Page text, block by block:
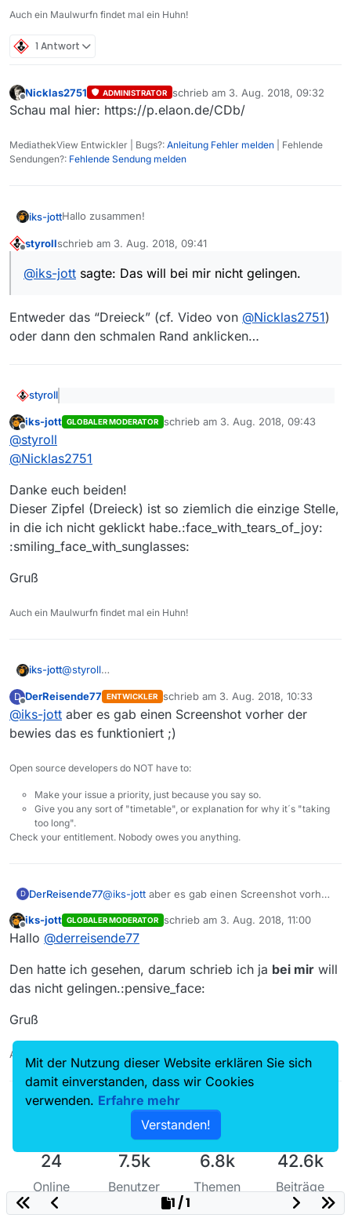
Auch ein Maulwurfn findet mal ein Huhn!
1 Antwort
Offline
Nicklas2751 ADMINISTRATOR schrieb am 3. Aug. 2018, 09:32
zuletzt editiert von
Schau mal hier: https://p.elaon.de/CDb/
MediathekView Entwickler | Bugs?: Anleitung Fehler melden | Fehlende
Sendungen?: Fehlende Sendung melden
iks-jottHallo zusammen!
Zitat ausChangelog:
Filter-Button Popover lässt sich nun ablösen und
Fensterrahmen Maus drücken, halten und vom
Button abziehen)
Windows 7/32
Java 1.8.0_181 b13
styrollschrieb am 3. Aug. 2018, 09:41
zuletzt editiert von
@iks-jott sagte: Das will bei mir nicht gelingen.
Entweder das “Dreieck” (cf. Video von @Nicklas2751)
oder dann den schmalen Rand anklicken…
styroll
oder dann den schmalen Rand anklicken…
Offline
iks-jott GLOBALER MODERATOR schrieb am 3. Aug. 2018, 09:43
zuletzt editiert von
@styroll
@Nicklas2751
Danke euch beiden!
Dieser Zipfel (Dreieck) ist so ziemlich die einzige Stelle,
in die ich nicht geklickt habe.:face_with_tears_of_joy:
:smiling_face_with_sunglasses:
Gruß
Auch ein Maulwurfn findet mal ein Huhn!
iks-jott@styroll
Danke euch beiden!
Dieser Zipfel (Dreieck) ist so ziemlich die einzige Stelle,
in die ich nicht geklickt habe.:face_with_tears_of_joy:
Gruß
D
Offline
DerReisende77 ENTWICKLER schrieb am 3. Aug. 2018, 10:33
zuletzt editiert von
@iks-jott aber es gab einen Screenshot vorher der
bewies das es funktioniert ;)
Open source developers do NOT have to:
Make your issue a priority, just because you say so.
Give you any sort of "timetable", or explanation for why it´s "taking
too long".
Check your entitlement. Nobody owes you anything.
D DerReisende77@iks-jott aber es gab einen Screenshot vorher
Offline
iks-jott GLOBALER MODERATOR schrieb am 3. Aug. 2018, 11:00
zuletzt editiert von
Hallo @derreisende77
Den hatte ich gesehen, darum schrieb ich ja bei mir will
das nicht gelingen.:pensive_face:
Gruß
Auch ein Maulwurfn findet mal ein Huhn!
24
Online
7.5k
Benutzer
6.8k
Themen
42.6k
Beiträge
1 / 1
Mit der Nutzung dieser Website erklären Sie sich
damit einverstanden, dass wir Cookies
verwenden. Erfahre mehr
Verstanden!